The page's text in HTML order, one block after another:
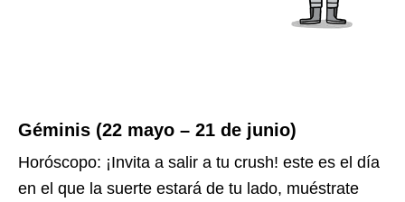
Géminis (22 mayo – 21 de junio)
Horóscopo: ¡Invita a salir a tu crush! este es el día
en el que la suerte estará de tu lado, muéstrate